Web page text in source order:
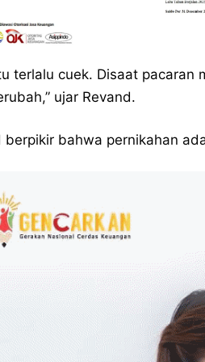
terlalu cuek. Disaat
ujar Revand.
berpikir bahwa pernikahan